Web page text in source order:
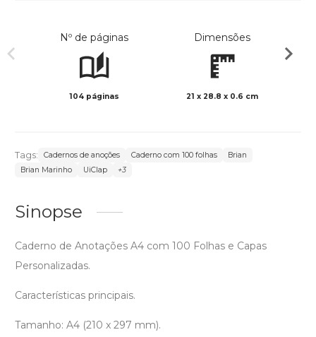
Nº de páginas
104 páginas
Dimensões
21 x 28.8 x 0.6 cm
Tags: Cadernos de anoções Caderno com 100 folhas
Brian
Brian Marinho
UiClap +3
Sinopse
Caderno de Anotações A4 com 100 Folhas e Capas
Personalizadas.
Características principais.
Tamanho: A4 (210 x 297 mm).